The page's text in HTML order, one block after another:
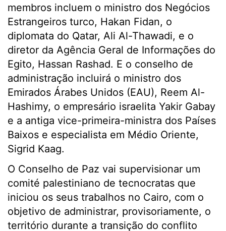
membros incluem o ministro dos Negócios
Estrangeiros turco, Hakan Fidan, o
diplomata do Qatar, Ali Al-Thawadi, e o
diretor da Agência Geral de Informações do
Egito, Hassan Rashad. E o conselho de
administração incluirá o ministro dos
Emirados Árabes Unidos (EAU), Reem Al-
Hashimy, o empresário israelita Yakir Gabay
e a antiga vice-primeira-ministra dos Países
Baixos e especialista em Médio Oriente,
Sigrid Kaag.
O Conselho de Paz vai supervisionar um
comité palestiniano de tecnocratas que
iniciou os seus trabalhos no Cairo, com o
objetivo de administrar, provisoriamente, o
território durante a transição do conflito